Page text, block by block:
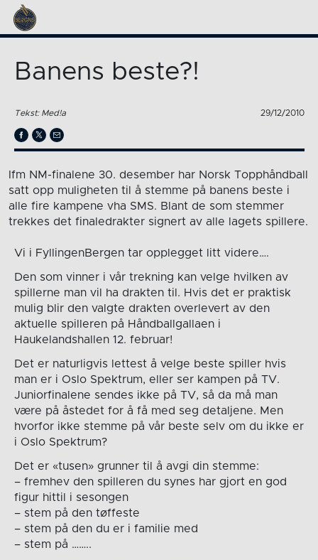
Banens beste?!
Tekst: Med!a 29/12/2010
Ifm NM-finalene 30. desember har Norsk Topphåndball
satt opp muligheten til å stemme på banens beste i
alle fire kampene vha SMS. Blant de som stemmer
trekkes det finaledrakter signert av alle lagets spillere.
Vi i FyllingenBergen tar opplegget litt videre….
Den som vinner i vår trekning kan velge hvilken av
spillerne man vil ha drakten til. Hvis det er praktisk
mulig blir den valgte drakten overlevert av den
aktuelle spilleren på Håndballgallaen i
Haukelandshallen 12. februar!
Det er naturligvis lettest å velge beste spiller hvis
man er i Oslo Spektrum, eller ser kampen på TV.
Juniorfinalene sendes ikke på TV, så da må man
være på åstedet for å få med seg detaljene. Men
hvorfor ikke stemme på vår beste selv om du ikke er
i Oslo Spektrum?
Det er «tusen» grunner til å avgi din stemme:
– fremhev den spilleren du synes har gjort en god
figur hittil i sesongen
– stem på den tøffeste
– stem på den du er i familie med
– stem på ……..